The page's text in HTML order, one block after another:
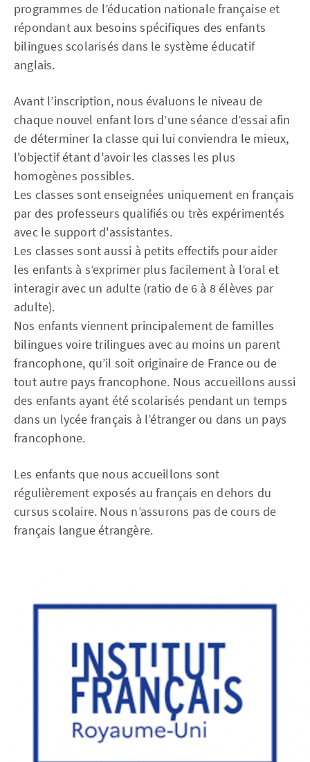
programmes de l’éducation nationale française et
répondant aux besoins spécifiques des enfants
bilingues scolarisés dans le système éducatif
anglais.
Avant l’inscription, nous évaluons le niveau de
chaque nouvel enfant lors d’une séance d’essai afin
de déterminer la classe qui lui conviendra le mieux,
l'objectif étant d'avoir les classes les plus
homogènes possibles.
Les classes sont enseignées uniquement en français
par des professeurs qualifiés ou très expérimentés
avec le support d'assistantes.
Les classes sont aussi à petits effectifs pour aider
les enfants à s’exprimer plus facilement à l’oral et
interagir avec un adulte (ratio de 6 à 8 élèves par
adulte).
Nos enfants viennent principalement de familles
bilingues voire trilingues avec au moins un parent
francophone, qu’il soit originaire de France ou de
tout autre pays francophone. Nous accueillons aussi
des enfants ayant été scolarisés pendant un temps
dans un lycée français à l’étranger ou dans un pays
francophone.
Les enfants que nous accueillons sont
régulièrement exposés au français en dehors du
cursus scolaire. Nous n’assurons pas de cours de
français langue étrangère.